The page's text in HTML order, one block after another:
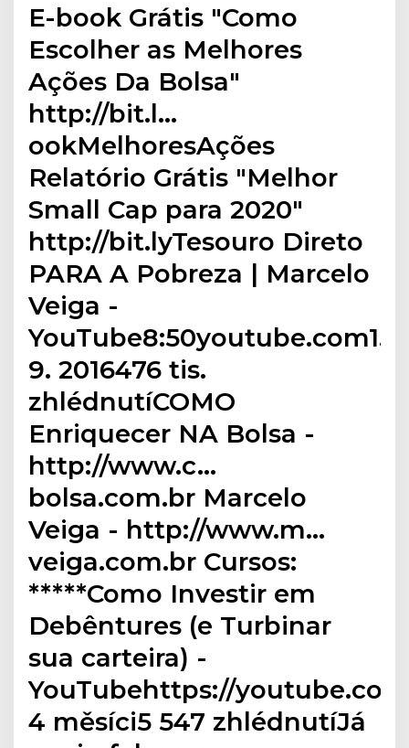
E-book Grátis "Como
Escolher as Melhores
Ações Da Bolsa"
http://bit.l…
ookMelhoresAções
Relatório Grátis "Melhor
Small Cap para 2020"
http://bit.lyTesouro Direto
PARA A Pobreza | Marcelo
Veiga -
YouTube8:50youtube.com1.
9. 2016476 tis.
zhlédnutíCOMO
Enriquecer NA Bolsa -
http://www.c…
bolsa.com.br Marcelo
Veiga - http://www.m…
veiga.com.br Cursos:
*****Como Investir em
Debêntures (e Turbinar
sua carteira) -
YouTubehttps://
4 měsíci5 547 zhlédnutíJá